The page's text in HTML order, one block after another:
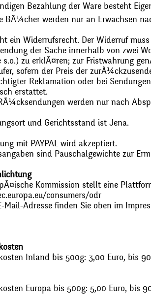
Bezahlung der Ware besteht
BÃ¼cher werden nur an Erwachsen
ein Widerrufsrecht. Der Widerruf
der Sache innerhalb von zwei
s.o.) zu erklÃ¤ren; zur Fristwahrung
sofern der Preis der
Reklamation oder bei
erstattet.
werden nur nach
und Gerichtsstand ist Jena.
mit PAYPAL wird akzeptiert.
sind Pauschalgewichte zur
Kommission stellt eine
consumers/odr
Mail-Adresse finden Sie oben im
Inland bis 500g: 3,00 Euro, bis
Europa bis 500g: 5,00 Euro, bis